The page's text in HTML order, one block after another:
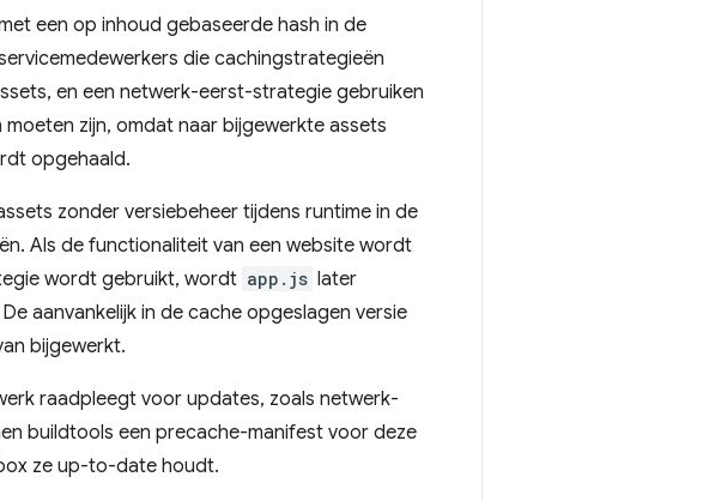
een op inhoud gebaseerde hash in de
die cachingstrategieën
en een netwerk-eerst-strategie gebruiken
zijn, omdat naar bijgewerkte assets
opgehaald.
zonder versiebeheer tijdens runtime in de
Als de functionaliteit van een website wordt
wordt gebruikt, wordt app.js later
aanvankelijk in de cache opgeslagen versie
bijgewerkt.
raadpleegt voor updates, zoals netwerk-
buildtools een precache-manifest voor deze
ze up-to-date houdt.